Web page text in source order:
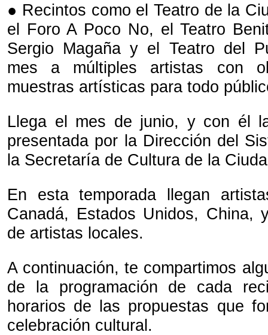
● Recintos como el Teatro de la
el Foro A Poco No, el Teatro
Sergio Magaña y el Teatro del
mes a múltiples artistas con
muestras artísticas para todo
Llega el mes de junio, y con él
presentada por la Dirección del
la Secretaría de Cultura de la
En esta temporada llegan
Canadá, Estados Unidos, China,
de artistas locales.
A continuación, te compartimos
de la programación de cada
horarios de las propuestas que
celebración cultural.